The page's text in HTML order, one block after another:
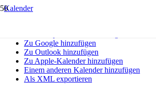
Kalender
Zu Google hinzufügen
Zu Outlook hinzufügen
Zu Apple-Kalender hinzufügen
Einem anderen Kalender hinzufügen
Als XML exportieren